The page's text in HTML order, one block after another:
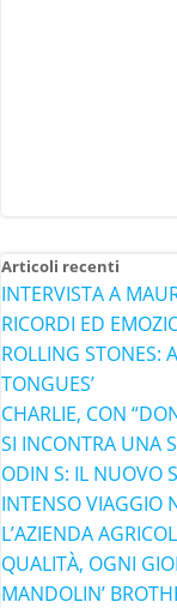
Articoli recenti
INTERVISTA A
RICORDI ED
ROLLING STONES:
TONGUES’
CHARLIE, CON
SI INCONTRA UNA
ODIN S: IL NUOVO
INTENSO VIAGGIO
L’AZIENDA
QUALITÀ, OGNI
MANDOLIN’